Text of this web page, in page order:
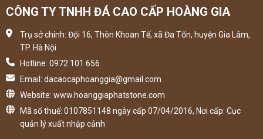
CÔNG TY TNHH ĐÁ CAO CẤP HOÀNG GIA
Trụ sở chính: Đội 16, Thôn Khoan Tế, xã Đa Tốn, huyện Gia Lâm,
TP. Hà Nội
Hotline: 0972 101 656
Email: dacaocaphoanggia@gmail.com
Website: www.hoanggiaphatstone.com
Mã số thuế: 0107851148 ngày cấp 07/04/2016, Nơi cấp: Cục
quản lý xuất nhập cảnh